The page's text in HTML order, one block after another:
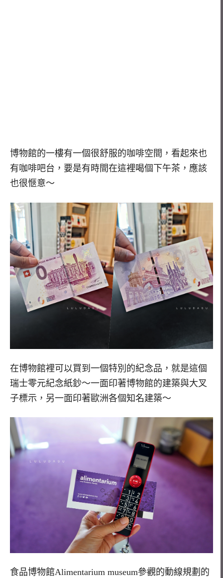
博物館的一樓有一個很舒服的咖啡空間，看起來也
有咖啡吧台，要是有時間在這裡喝個下午茶，應該
也很愜意～
在博物館裡可以買到一個特別的紀念品，就是這個
瑞士零元紀念紙鈔～一面印著博物館的建築與大叉
子標示，另一面印著歐洲各個知名建築～
食品博物館Alimentarium museum參觀的動線規劃的